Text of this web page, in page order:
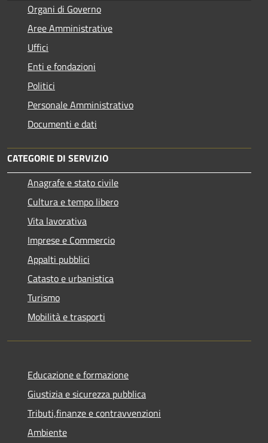
Organi di Governo
Aree Amministrative
Uffici
Enti e fondazioni
Politici
Personale Amministrativo
Documenti e dati
CATEGORIE DI SERVIZIO
Anagrafe e stato civile
Cultura e tempo libero
Vita lavorativa
Imprese e Commercio
Appalti pubblici
Catasto e urbanistica
Turismo
Mobilità e trasporti
Educazione e formazione
Giustizia e sicurezza pubblica
Tributi,finanze e contravvenzioni
Ambiente